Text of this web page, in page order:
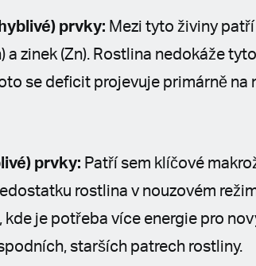
prvky: Mezi tyto živiny patří
a zinek (Zn). Rostlina nedokáže
se deficit projevuje primárně
prvky: Patří sem klíčové
rostlina v nouzovém
kde je potřeba více energie pro
starších patrech rostliny.